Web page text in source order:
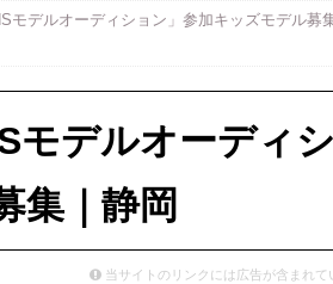
ー)」公式サポータージュニアモデル募集 キッ
ションショー参加キッズモデル募集｜関東東京
日や夜間の歩行に配慮した新モデル ニュース
モデルオーディション」参加キッズモデル募
モデルオーディシ
集｜静岡
当サイトのリンクには広告が含まれて